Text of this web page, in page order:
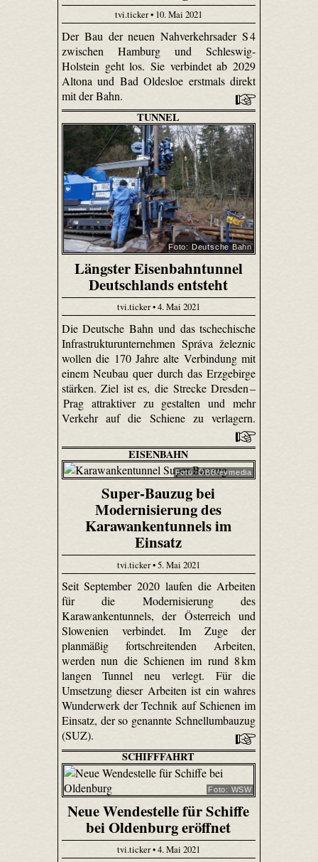
tvi.ticker • 10. Mai 2021
Der Bau der neuen Nahverkehrsader S 4
zwischen Hamburg und Schleswig-
Holstein geht los. Sie verbindet ab 2029
Altona und Bad Oldesloe erstmals direkt
mit der Bahn.
TUNNEL
Foto: Deutsche Bahn
Längster Eisenbahntunnel
Deutschlands entsteht
tvi.ticker • 4. Mai 2021
Die Deutsche Bahn und das tschechische
Infrastrukturunternehmen Správa železnic
wollen die 170 Jahre alte Verbindung mit
einem Neubau quer durch das Erzgebirge
stärken. Ziel ist es, die Strecke Dresden –
Prag attraktiver zu gestalten und mehr
Verkehr auf die Schiene zu verlagern.
EISENBAHN
Foto: ÖBB/evmedia
Super-Bauzug bei
Modernisierung des
Karawankentunnels im
Einsatz
tvi.ticker • 5. Mai 2021
Seit September 2020 laufen die Arbeiten
für die Modernisierung des
Karawankentunnels, der Österreich und
Slowenien verbindet. Im Zuge der
planmäßig fortschreitenden Arbeiten,
werden nun die Schienen im rund 8 km
langen Tunnel neu verlegt. Für die
Umsetzung dieser Arbeiten ist ein wahres
Wunderwerk der Technik auf Schienen im
Einsatz, der so genannte Schnellumbauzug
(SUZ).
SCHIFFFAHRT
Foto: WSW
Neue Wendestelle für Schiffe
bei Oldenburg eröffnet
tvi.ticker • 4. Mai 2021